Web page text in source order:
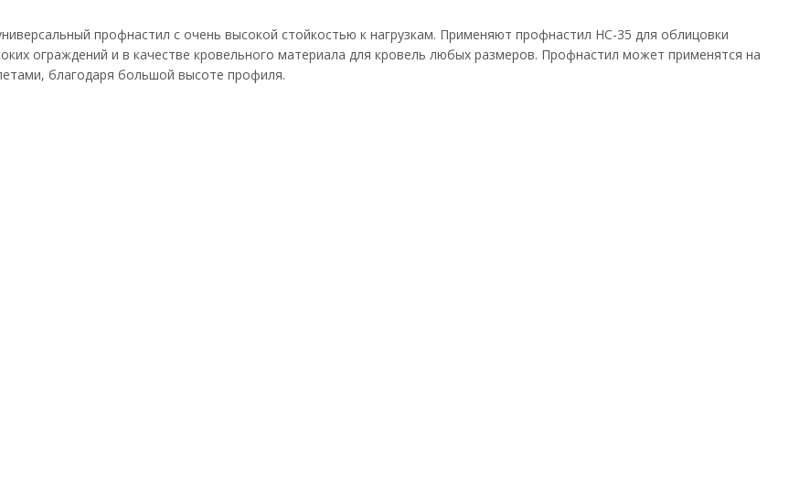
профнастил с очень высокой стойкостью к нагрузкам. Применяют профнастил НС-35 для облицовки
ограждений и в качестве кровельного материала для кровель любых размеров. Профнастил может применятся на
благодаря большой высоте профиля.